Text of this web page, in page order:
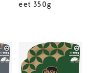
eet 350g